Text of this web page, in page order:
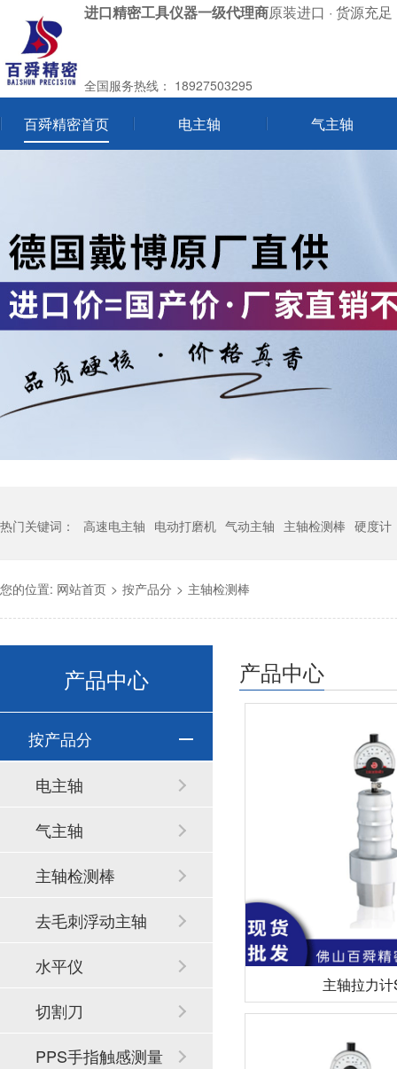
进口精密工具仪器一级代理商原装进口 · 货源充
全国服务热线： 18927503295
百舜精密首页 电主轴 气主轴
热门关键词： 高速电主轴 电动打磨机 气动主轴 主轴检测棒 硬度计
您的位置: 网站首页 > 按产品分 > 主轴检测棒
产品中心
主轴拉力
产品中心
按产品分
电主轴
气主轴
主轴检测棒
去毛刺浮动主轴
水平仪
切割刀
PPS手指触感测量